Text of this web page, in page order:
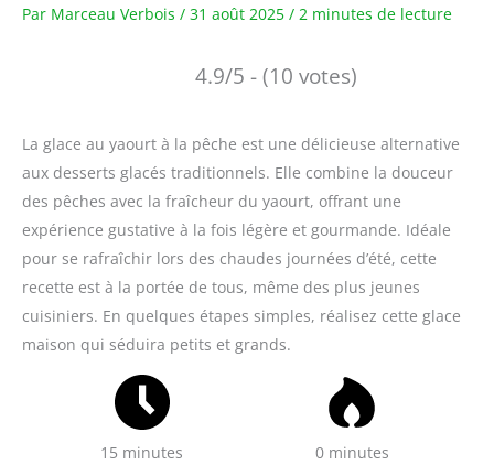
Par Marceau Verbois / 31 août 2025 / 2 minutes de lecture
4.9/5 - (10 votes)
La glace au yaourt à la pêche est une délicieuse alternative
aux desserts glacés traditionnels. Elle combine la douceur
des pêches avec la fraîcheur du yaourt, offrant une
expérience gustative à la fois légère et gourmande. Idéale
pour se rafraîchir lors des chaudes journées d’été, cette
recette est à la portée de tous, même des plus jeunes
cuisiniers. En quelques étapes simples, réalisez cette glace
maison qui séduira petits et grands.
15 minutes 0 minutes